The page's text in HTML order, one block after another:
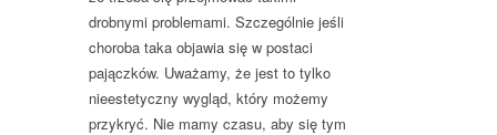
drobnymi problemami. Szczególnie jeśli
choroba taka objawia się w postaci
pajączków. Uważamy, że jest to tylko
nieestetyczny wygląd, który możemy
przykryć. Nie mamy czasu, aby się tym